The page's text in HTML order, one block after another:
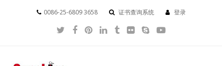
0086-25-6809 3658 证书查询系统 登录
Twitter
Facebook
Pinterest
LinkedIn
Tumblr
FlickrSkypeYouTube